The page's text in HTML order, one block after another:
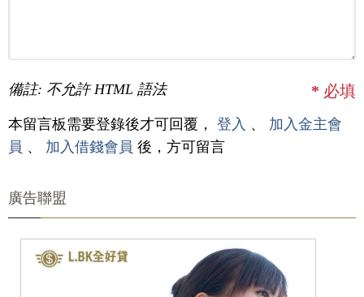
備註: 不允許 HTML 語法 * 必填
本留言板需要登錄後才可回覆， 登入 、 加入金主會
員 、 加入借錢會員 後，方可留言
廣告聯盟